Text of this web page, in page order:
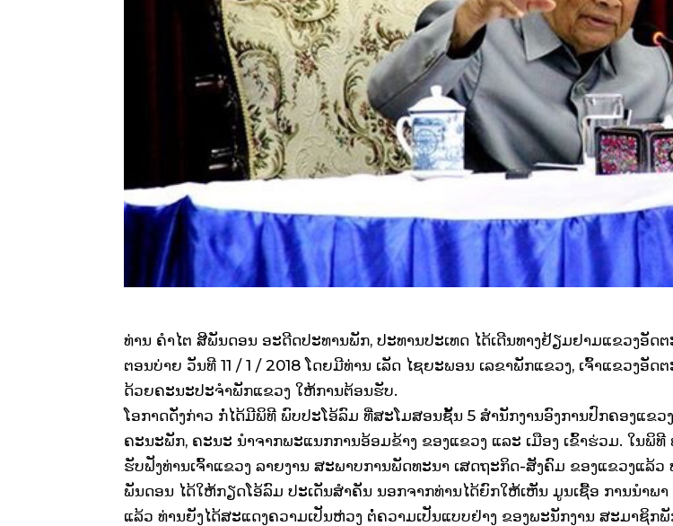
ທ່ານ ຄຳໄຕ ສີພັນດອນ ອະດີດປະທານພັກ, ປະທານປະເທດ ໄດ້ເດີນທາງຢ້ຽມຢາມແຂວງອັດຕ
ຕອນບ່າຍ ວັນທີ 11 / 1 / 2018 ໂດຍມີທ່ານ ເລັດ ໄຊຍະພອນ ເລຂາພັກແຂວງ, ເຈົ້າແຂວງອັດ
ດ້ວຍຄະນະປະຈຳພັກແຂວງ ໃຫ້ການຕ້ອນຮັບ.
ໂອກາດດັ່ງກ່າວ ກໍ່ໄດ້ມີພິທີ ພົບປະໂອ້ລົມ ທີ່ສະໂມສອນຊັ້ນ 5 ສຳນັກງານອົງການປົກຄອງແຂວ
ຄະນະພັກ, ຄະນະ ນຳຈາກພະແນກການອ້ອມຂ້າງ ຂອງແຂວງ ແລະ ເມືອງ ເຂົ້າຮ່ວມ. ໃນພິທີ
ຮັບຟັງທ່ານເຈົ້າແຂວງ ລາຍງານ ສະພາບການພັດທະນາ ເສດຖະກິດ-ສັງຄົມ ຂອງແຂວງແລ້ວ
ພັນດອນ ໄດ້ໃຫ້ກຽດໂອ້ລົມ ປະເດັນສຳຄັນ ນອກຈາກທ່ານໄດ້ຍົກໃຫ້ເຫັນ ມູນເຊື້ອ ການນຳພ
ແລ້ວ ທ່ານຍັງໄດ້ສະແດງຄວາມເປັນຫ່ວງ ຕໍ່ຄວາມເປັນແບບຢ່າງ ຂອງພະນັກງານ ສະມາຊິກ